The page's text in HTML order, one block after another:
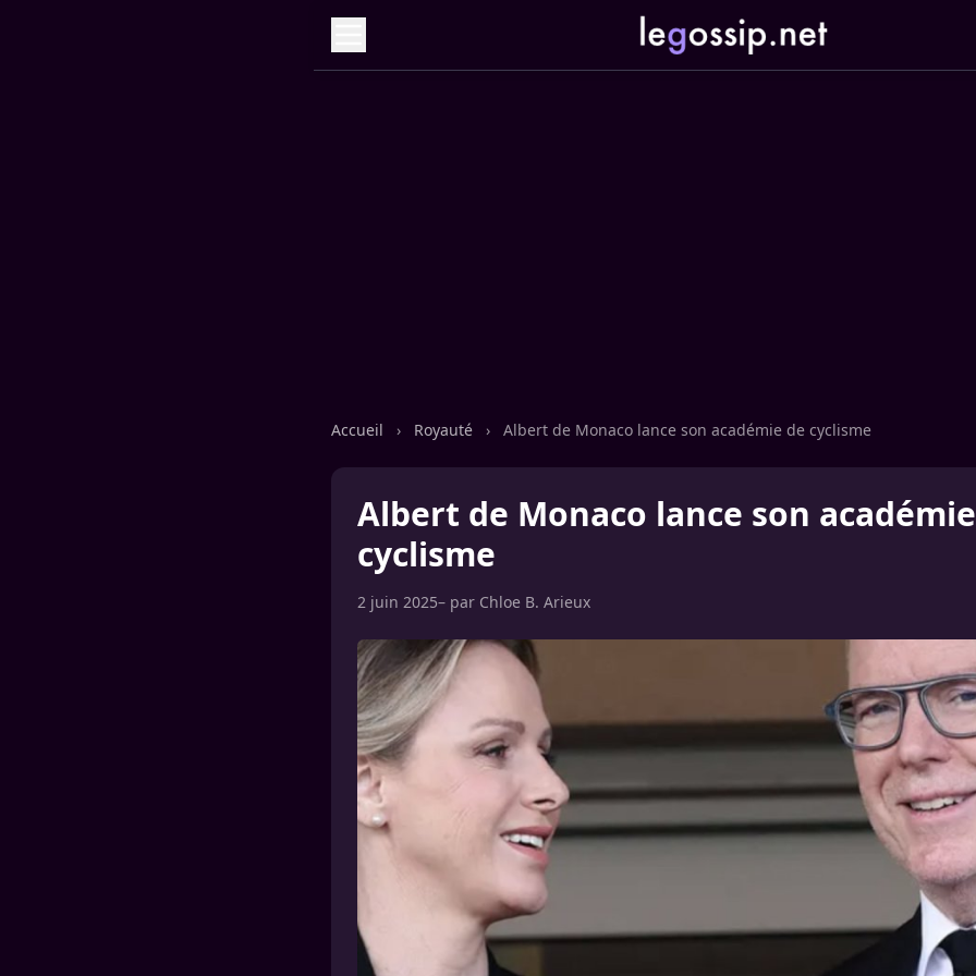
Accueil › Royauté › Albert de Monaco lance son académie de cyclisme
Albert de Monaco lance son
cyclisme
2 juin 2025– par Chloe B. Arieux